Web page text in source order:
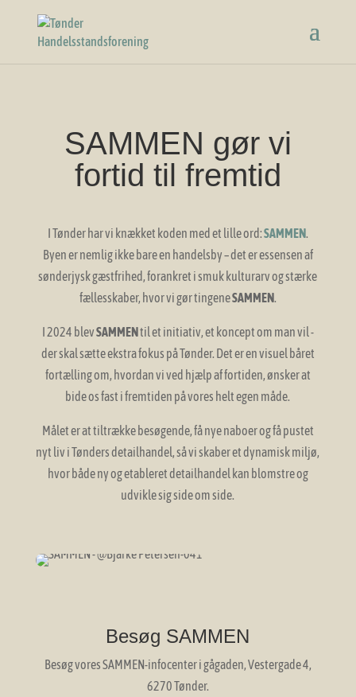
SAMMEN gør vi
fortid til fremtid
I Tønder har vi knækket koden med et lille ord:SAMMEN.
Byen er nemlig ikke bare en handelsby – det er essensen af
sønderjysk gæstfrihed, forankret i smuk kulturarv og stærke
fællesskaber, hvor vi gør tingeneSAMMEN.
I 2024 blevSAMMENtil et initiativ, et koncept om man vil -
der skal sætte ekstra fokus på Tønder. Det er en visuel båret
fortælling om, hvordan vi ved hjælp af fortiden, ønsker at
bide os fast i fremtiden på vores helt egen måde.
Målet er at tiltrække besøgende, få nye naboer og få pustet
nyt liv i Tønders detailhandel, så vi skaber et dynamisk miljø,
hvor både ny og etableret detailhandel kan blomstre og
udvikle sig side om side.
Besøg SAMMEN
Besøg vores SAMMEN-infocenter i gågaden, Vestergade 4,
6270 Tønder.